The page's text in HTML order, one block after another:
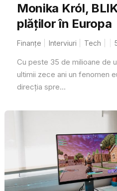
Monika Król,
plăților în Europa
Finanțe Interviuri Tech
Cu peste 35 de milioane de
ultimii zece ani un fenomen
direcția spre...